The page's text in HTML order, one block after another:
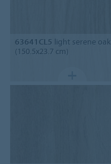
63641CL5 light serene oak
(150.5x23.7 cm)